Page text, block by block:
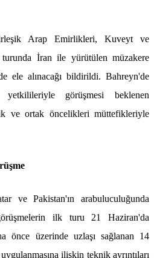
Arap Emirlikleri, Kuveyt ve
İran ile yürütülen müzakere
ele alınacağı bildirildi. Bahreyn'de
görüşmesi beklenen
ve ortak öncelikleri müttefikleriyle
ve Pakistan'ın arabuluculuğunda
ilk turu 21 Haziran'da
önce üzerinde uzlaşı sağlanan 14
ilişkin teknik ayrıntıları